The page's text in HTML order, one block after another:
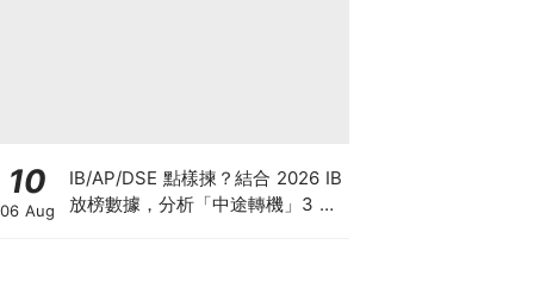
10
06 Aug
IB/AP/DSE 點樣揀？結合 2026 IB
放榜數據，分析「中途轉機」3 大